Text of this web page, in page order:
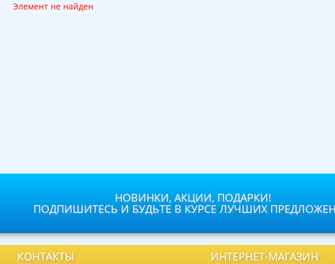
Элемент не найден
НОВИНКИ, АКЦИИ, ПОДАРКИ!
ПОДПИШИТЕСЬ И БУДЬТЕ В КУРСЕ ЛУЧШИХ
КОНТАКТЫ ИНТЕРНЕТ-МАГАЗИН